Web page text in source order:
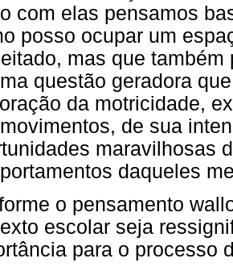
com elas pensamos
posso ocupar um
mas que
questão geradora
da motricidade,
de sua
maravilhosas
daqueles
o pensamento
escolar seja
para o processo